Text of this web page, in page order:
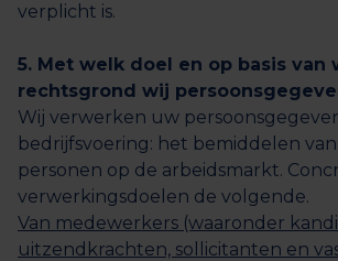
verplicht is.
5. Met welk doel en op basis van
rechtsgrond wij
Wij verwerken uw
bedrijfsvoering: het bemiddelen
personen op de arbeidsmarkt.
verwerkingsdoelen de volgende.
Van medewerkers (waaronder
uitzendkrachten, sollicitanten en